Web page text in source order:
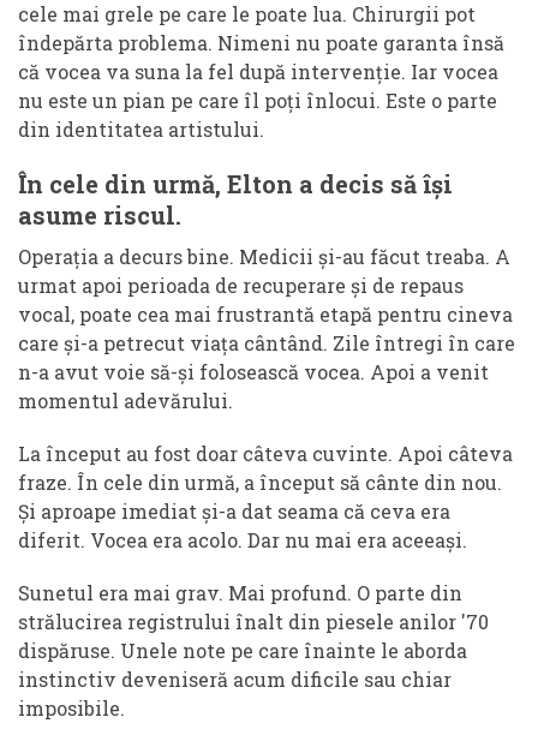
cele mai grele pe care le poate lua. Chirurgii pot
îndepărta problema. Nimeni nu poate garanta însă
că vocea va suna la fel după intervenție. Iar vocea
nu este un pian pe care îl poți înlocui. Este o parte
din identitatea artistului.
În cele din urmă, Elton a decis să își
asume riscul.
Operația a decurs bine. Medicii și-au făcut treaba. A
urmat apoi perioada de recuperare și de repaus
vocal, poate cea mai frustrantă etapă pentru cineva
care și-a petrecut viața cântând. Zile întregi în care
n-a avut voie să-și folosească vocea. Apoi a venit
momentul adevărului.
La început au fost doar câteva cuvinte. Apoi câteva
fraze. În cele din urmă, a început să cânte din nou.
Și aproape imediat și-a dat seama că ceva era
diferit. Vocea era acolo. Dar nu mai era aceeași.
Sunetul era mai grav. Mai profund. O parte din
strălucirea registrului înalt din piesele anilor '70
dispăruse. Unele note pe care înainte le aborda
instinctiv deveniseră acum dificile sau chiar
imposibile.